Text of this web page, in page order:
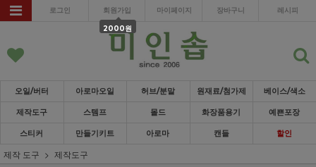
로그인 회원가입
2000원
마이페이지 장바구니 레시피
오일/버터 아로마오일 허브/분말 원재료/첨가제 베이스/색소
제작도구 스템프 몰드 화장품용기 예쁜포장
스티커 만들기키트 아로마 캔들 할인
제작 도구 제작도구